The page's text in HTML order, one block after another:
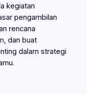
kegiatan
pengambilan
rencana
dan buat
dalam strategi